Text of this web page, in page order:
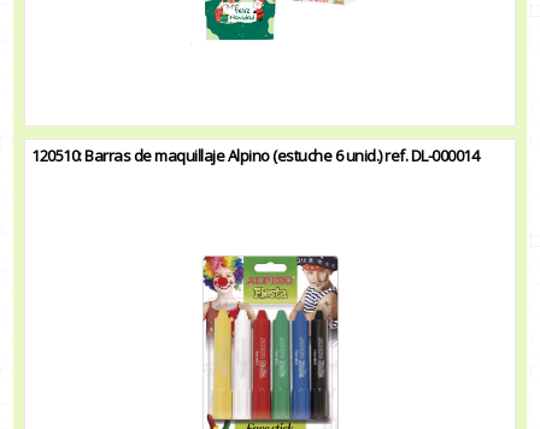
120510: Barras de maquillaje Alpino (estuche 6 unid.) ref. DL-000014